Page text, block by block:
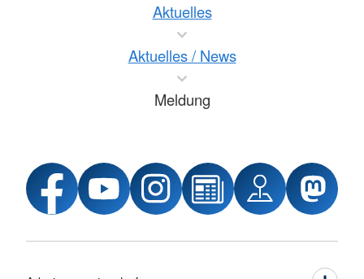
Aktuelles
Aktuelles / News
Meldung